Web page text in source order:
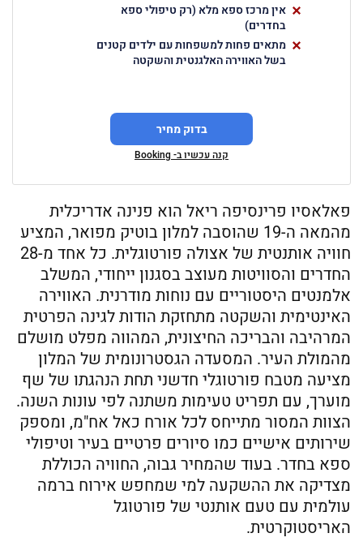
אין מרכז ספא מלא (רק טיפולי ספא
בחדרים)
מתאים פחות למשפחות עם ילדים קטנים
בשל האווירה האלגנטית והשקטה
בדוק מחיר
קנה עכשיו ב- Booking
פאלאסיו פרינסיפה ריאל הוא פנינה אדריכלית
מהמאה ה-19 שהוסבה למלון בוטיק מפואר, המציע
חוויה אותנטית של אצולה פורטוגלית. כל אחד מ-28
החדרים והסוויטות מעוצב בסגנון ייחודי, המשלב
אלמנטים היסטוריים עם נוחות מודרנית. האווירה
האינטימית והשקטה מתחזקת הודות לגינה הפרטית
המרהיבה והבריכה החיצונית, המהווה מפלט מושלם
מהמולת העיר. המסעדה הגסטרונומית של המלון
מציעה מטבח פורטוגלי חדשני תחת הנהגתו של שף
מוערך, עם תפריט טעימות משתנה לפי עונות השנה.
הצוות המסור מתייחס לכל אורח כאל אח"מ, ומספק
שירותים אישיים כמו סיורים פרטיים בעיר וטיפולי
ספא בחדר. בעוד שהמחיר גבוה, החוויה הכוללת
מצדיקה את ההשקעה למי שמחפש אירוח ברמה
עולמית עם טעם אותנטי של פורטוגל
האריסטוקרטית.